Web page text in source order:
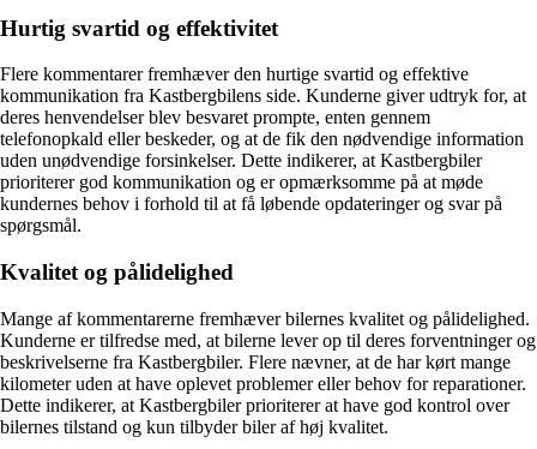
Hurtig svartid og effektivitet
Flere kommentarer fremhæver den hurtige svartid og effektive
kommunikation fra Kastbergbilens side. Kunderne giver udtryk for, at
deres henvendelser blev besvaret prompte, enten gennem
telefonopkald eller beskeder, og at de fik den nødvendige information
uden unødvendige forsinkelser. Dette indikerer, at Kastbergbiler
prioriterer god kommunikation og er opmærksomme på at møde
kundernes behov i forhold til at få løbende opdateringer og svar på
spørgsmål.
Kvalitet og pålidelighed
Mange af kommentarerne fremhæver bilernes kvalitet og pålidelighed.
Kunderne er tilfredse med, at bilerne lever op til deres forventninger og
beskrivelserne fra Kastbergbiler. Flere nævner, at de har kørt mange
kilometer uden at have oplevet problemer eller behov for reparationer.
Dette indikerer, at Kastbergbiler prioriterer at have god kontrol over
bilernes tilstand og kun tilbyder biler af høj kvalitet.